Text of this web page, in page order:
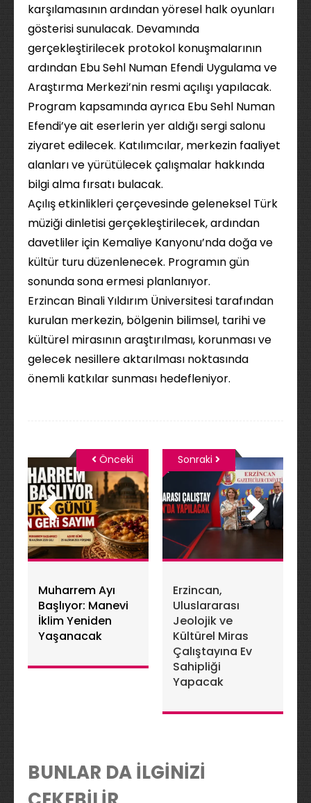
karşılamasının ardından yöresel halk oyunları
gösterisi sunulacak. Devamında
gerçekleştirilecek protokol konuşmalarının
ardından Ebu Sehl Numan Efendi Uygulama ve
Araştırma Merkezi’nin resmi açılışı yapılacak.
Program kapsamında ayrıca Ebu Sehl Numan
Efendi’ye ait eserlerin yer aldığı sergi salonu
ziyaret edilecek. Katılımcılar, merkezin faaliyet
alanları ve yürütülecek çalışmalar hakkında
bilgi alma fırsatı bulacak.
Açılış etkinlikleri çerçevesinde geleneksel Türk
müziği dinletisi gerçekleştirilecek, ardından
davetliler için Kemaliye Kanyonu’nda doğa ve
kültür turu düzenlenecek. Programın gün
sonunda sona ermesi planlanıyor.
Erzincan Binali Yıldırım Üniversitesi tarafından
kurulan merkezin, bölgenin bilimsel, tarihi ve
kültürel mirasının araştırılması, korunması ve
gelecek nesillere aktarılması noktasında
önemli katkılar sunması hedefleniyor.
Muharrem Ayı
Başlıyor: Manevi
İklim Yeniden
Yaşanacak
Önceki
Erzincan,
Uluslararası
Jeolojik ve
Kültürel Miras
Çalıştayına Ev
Sahipliği
Yapacak
Sonraki
BUNLAR DA İLGİNİZİ